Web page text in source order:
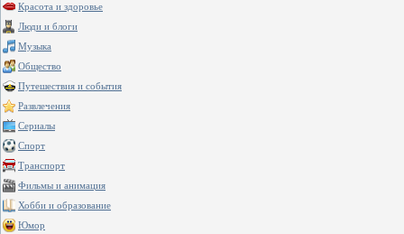
Красота и здоровье
Люди и блоги
Музыка
Общество
Путешествия и события
Развлечения
Сериалы
Спорт
Транспорт
Фильмы и анимация
Хобби и образование
Юмор